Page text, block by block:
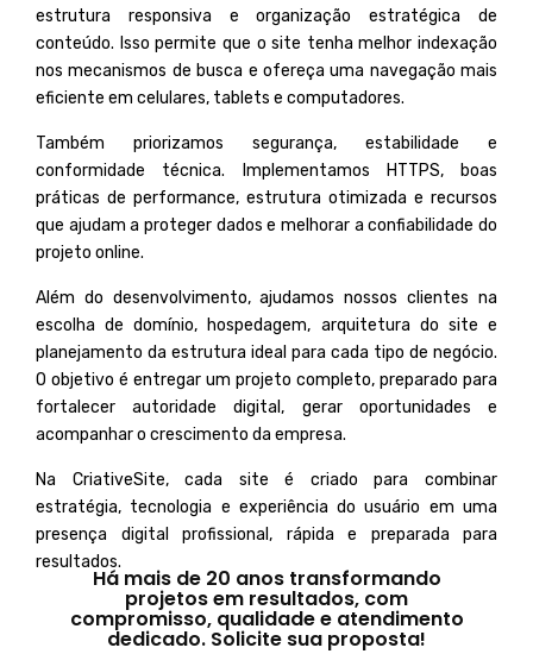
estrutura responsiva e organização estratégica de
conteúdo. Isso permite que o site tenha melhor indexação
nos mecanismos de busca e ofereça uma navegação mais
eficiente em celulares, tablets e computadores.
Também priorizamos segurança, estabilidade e
conformidade técnica. Implementamos HTTPS, boas
práticas de performance, estrutura otimizada e recursos
que ajudam a proteger dados e melhorar a confiabilidade do
projeto online.
Além do desenvolvimento, ajudamos nossos clientes na
escolha de domínio, hospedagem, arquitetura do site e
planejamento da estrutura ideal para cada tipo de negócio.
O objetivo é entregar um projeto completo, preparado para
fortalecer autoridade digital, gerar oportunidades e
acompanhar o crescimento da empresa.
Na CriativeSite, cada site é criado para combinar
estratégia, tecnologia e experiência do usuário em uma
presença digital profissional, rápida e preparada para
resultados.
Há mais de 20 anos transformando
projetos em resultados, com
compromisso, qualidade e atendimento
dedicado. Solicite sua proposta!